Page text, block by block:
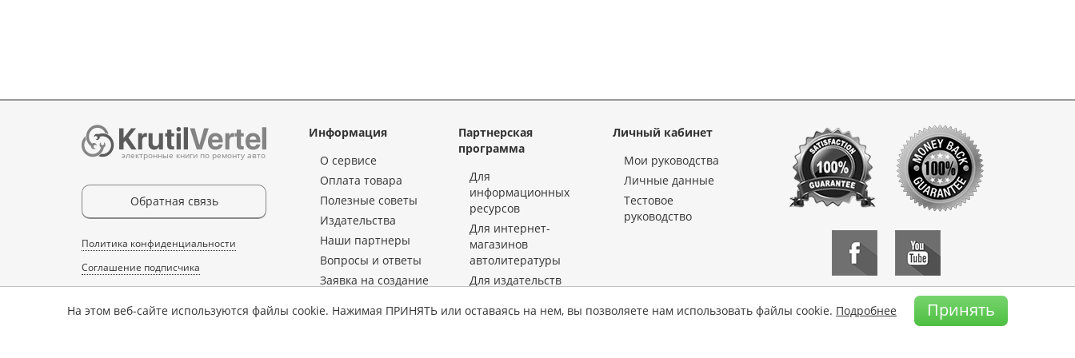
электронные книги по ремонту авто
Обратная связь
Политика конфиденциальности
Соглашение подписчика
Условия возврата
Информация
О сервисе
Оплата товара
Полезные советы
Издательства
Наши партнеры
Вопросы и ответы
Заявка на создание
Контакты
Партнерская
программа
Для
информационных
ресурсов
Для интернет-
магазинов
автолитературы
Для издательств
магазинов
Личный кабинет
Мои руководства
Личные данные
Тестовое
руководство
На этом веб-сайте используются файлы cookie. Нажимая ПРИНЯТЬ или оставаясь на нем, вы позволяете нам использовать файлы cookie. Подробнее Принять